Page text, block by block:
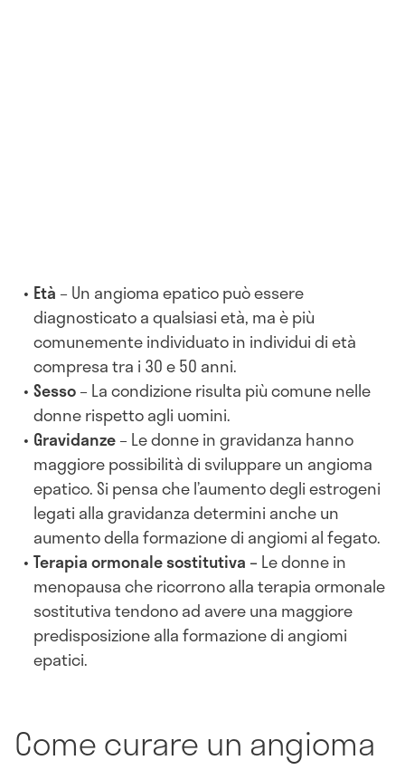
Età – Un angioma epatico può essere
diagnosticato a qualsiasi età, ma è più
comunemente individuato in individui di età
compresa tra i 30 e 50 anni.
Sesso– La condizione risulta più comune nelle
donne rispetto agli uomini.
Gravidanze– Le donne in gravidanza hanno
maggiore possibilità di sviluppare un angioma
epatico. Si pensa che l’aumento degli estrogeni
legati alla gravidanza determini anche un
aumento della formazione di angiomi al fegato.
Terapia ormonale sostitutiva – Le donne in
menopausa che ricorrono alla terapia ormonale
sostitutiva tendono ad avere una maggiore
predisposizione alla formazione di angiomi
epatici.
Come curare un angioma